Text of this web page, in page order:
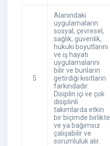
5
Alanındaki
uygulamaların
sosyal, çevresel,
sağlık, güvenlik,
hukuki boyutlarını
ve iş hayatı
uygulamalarını
bilir ve bunların
getirdiği kısıtların
farkındadır.
Disiplin içi ve çok
disiplinli
takımlarda etkin
bir biçimde birlikte
ve ya bağımsız
çalışabilir ve
sorumluluk alır.